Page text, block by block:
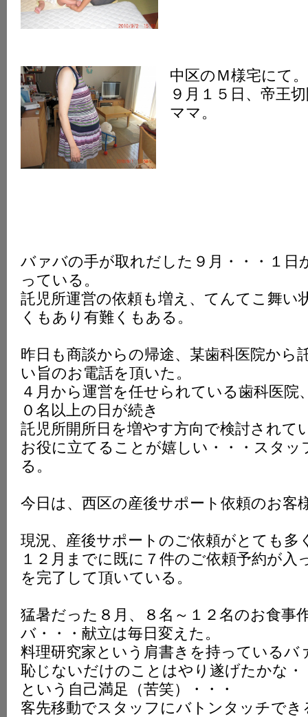
中区のＭ様宅にて。
９月１５日、帝王
ママ。
バァバの手が取れだした９月・・・１日
っている。
託児所運営の依頼も増え、てんてこ舞い
くもあり有難くもある。
昨日も商談からの帰途、某歯科医院から
い旨のお電話を頂いた。
４月から運営を任せられている歯科医院
０名以上の日が続き
託児所開所日を増やす方向で検討されて
お役に立てることが嬉しい・・・スタッ
る。
今日は、西区の産後サポート依頼のお客
現況、産後サポートのご依頼がとても多
１２月までに既に７件のご依頼予約が入
を完了して頂いている。
猛暑だった８月、８名～１２名のお食事
バ・・・献立は毎日変えた。
料理研究家という肩書きを持っているバ
恥じないだけのことはやり遂げたかな・
という自己満足（苦笑）・・・
客先移動でスタッフにバトンタッチでき